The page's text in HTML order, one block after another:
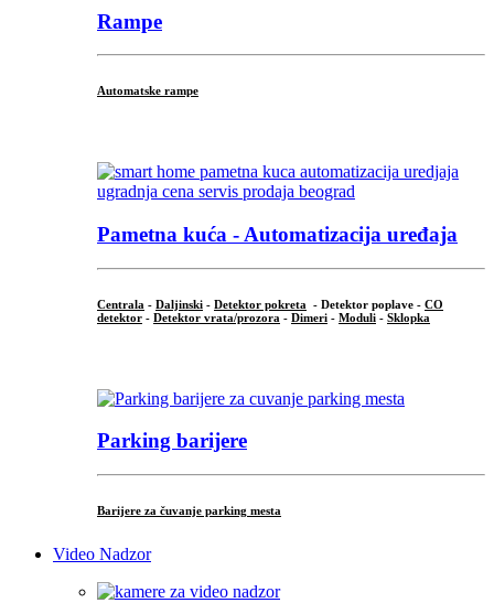
Rampe
Automatske rampe
Pametna kuća - Automatizacija uređaja
Centrala - Daljinski - Detektor pokreta - Detektor poplave - CO
detektor - Detektor vrata/prozora - Dimeri - Moduli - Sklopka
Parking barijere
Barijere za čuvanje parking mesta
Video Nadzor